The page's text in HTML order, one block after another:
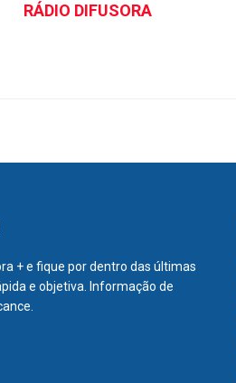
RÁDIO DIFUSORA
+ e fique por dentro das últimas
e objetiva. Informação de